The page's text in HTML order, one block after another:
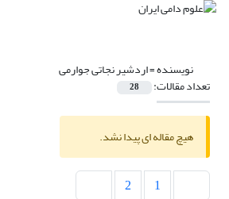
نویسنده =اردشیر نجاتی جوارمی
تعداد مقالات: 28
هیچ مقاله ای پیدا نشد.
1
2